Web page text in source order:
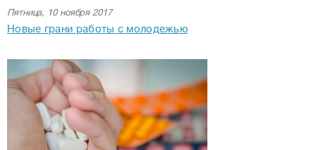
Пятница, 10 ноября 2017
Новые грани работы с молодежью